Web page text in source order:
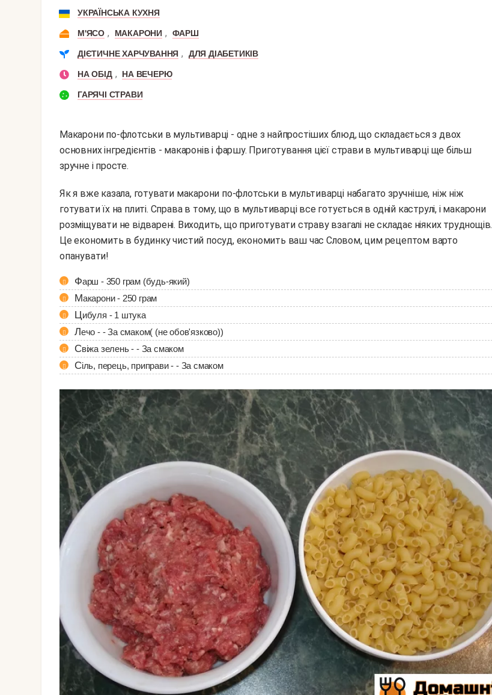
УКРАЇНСЬКА КУХНЯ
М'ЯСО , МАКАРОНИ , ФАРШ
ДІЄТИЧНЕ ХАРЧУВАННЯ , ДЛЯ ДІАБЕТИКІВ
НА ОБІД , НА ВЕЧЕРЮ
ГАРЯЧІ СТРАВИ
Макарони по-флотськи в мультиварці - одне з найпростіших блюд, що складається з двох
основних інгредієнтів - макаронів і фаршу. Приготування цієї страви в мультиварці ще більш
зручне і просте.
Як я вже казала, готувати макарони по-флотськи в мультиварці набагато зручніше, ніж ніж
готувати їх на плиті. Справа в тому, що в мультиварці все готується в одній каструлі, і макарони
розміщувати не відварені. Виходить, що приготувати страву взагалі не складає ніяких труднощів.
Це економить в будинку чистий посуд, економить ваш час Словом, цим рецептом варто
опанувати!
Фарш - 350 грам (будь-який)
Макарони - 250 грам
Цибуля - 1 штука
Лечо - - За смаком( (не обов'язково))
Свіжа зелень - - За смаком
Сіль, перець, приправи - - За смаком